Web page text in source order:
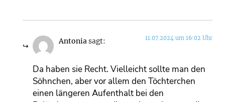
Antoniasagt: 11.07.2024 um 16:02 Uhr
Da haben sie Recht. Vielleicht sollte man den
Söhnchen, aber vor allem den Töchterchen
einen längeren Aufenthalt bei den